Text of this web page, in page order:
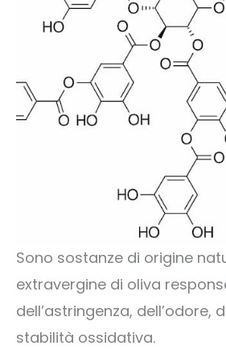
Sono sostanze di origine
extravergine di oliva
dell’astringenza, dell’odore,
stabilità ossidativa.